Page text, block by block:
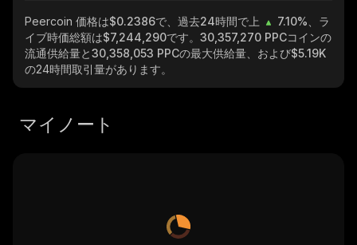
Peercoin 価格は$0.2386で、過去24時間で上 7.10% 、ラ
イブ時価総額は$7,244,290です。 30,357,270 PPCコインの
流通供給量と30,358,053 PPCの最大供給量、および$5.19K
の24時間取引量があります。
マイノート